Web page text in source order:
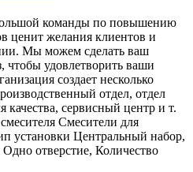
команды по повышению
ценит желания клиентов и
Мы можем сделать ваш
чтобы удовлетворить ваши
создает несколько
отдел, отдел
качества, сервисный центр и т.
Смесители для
установки Центральный набор,
отверстие, Количество